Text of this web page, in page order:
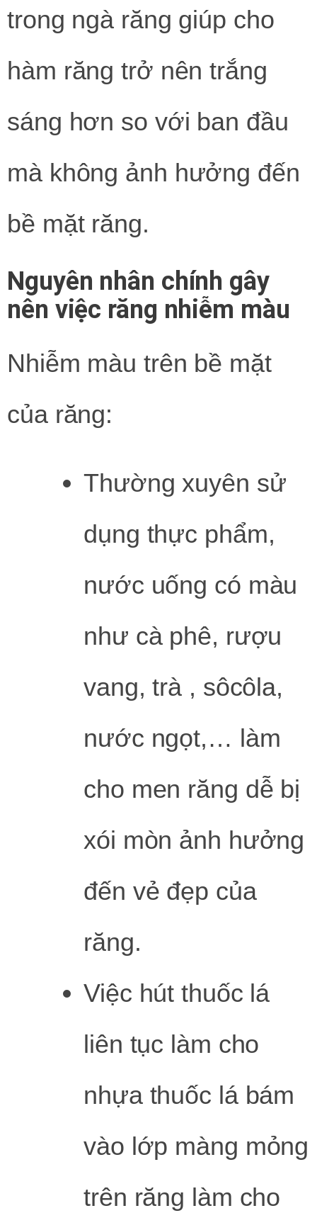
trong ngà răng giúp cho
hàm răng trở nên trắng
sáng hơn so với ban đầu
mà không ảnh hưởng đến
bề mặt răng.
Nguyên nhân chính gây
nên việc răng nhiễm màu
Nhiễm màu trên bề mặt
của răng:
Thường xuyên sử
dụng thực phẩm,
nước uống có màu
như cà phê, rượu
vang, trà , sôcôla,
nước ngọt,… làm
cho men răng dễ bị
xói mòn ảnh hưởng
đến vẻ đẹp của
răng.
Việc hút thuốc lá
liên tục làm cho
nhựa thuốc lá bám
vào lớp màng mỏng
trên răng làm cho